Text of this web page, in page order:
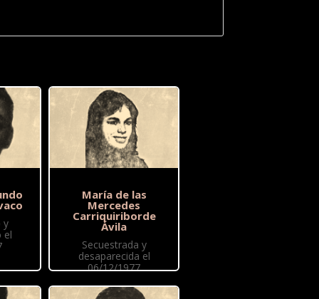
y
el
María de las
Mercedes
Carriquiriborde
Ávila
Secuestrada y
desaparecida el
06/12/1977